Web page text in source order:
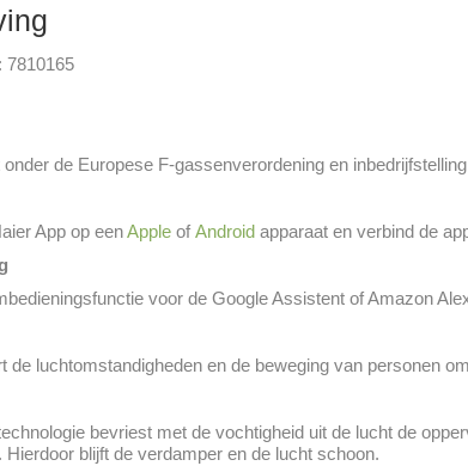
7810165
de Europese F-gassenverordening en
App op eenApple ofAndroid apparaat en verbind de
voor de Google Assistent of Amazon
de luchtomstandigheden en de beweging van personen
bevriest met de vochtigheid uit de lucht de
Hierdoor blijft de verdamper en de lucht schoon.